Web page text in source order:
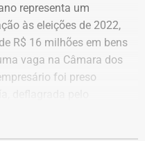
de tudo. Quando um
ou
teto, o que já é
e perspectiva de vida
para as crianças”,
representa um
às eleições de 2022,
R$ 16 milhões em bens
vaga na Câmara dos
foi preso
(MPRJ), que
na Prefeitura de